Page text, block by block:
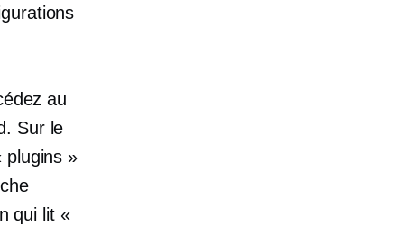
au
Sur le
plugins »
qui lit «